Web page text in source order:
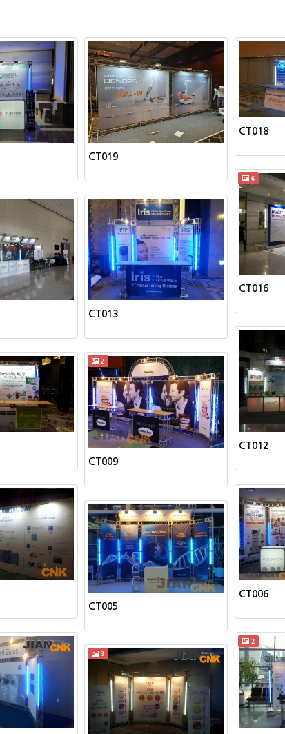
CT019
CT018
6
CT016
CT013
CT012
2
CT009
CT006
CT005
2
3